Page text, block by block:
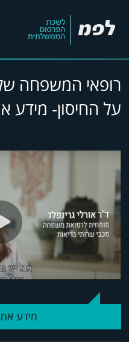
רופאי המשפחה
על החיסון- מידע
play
מידע